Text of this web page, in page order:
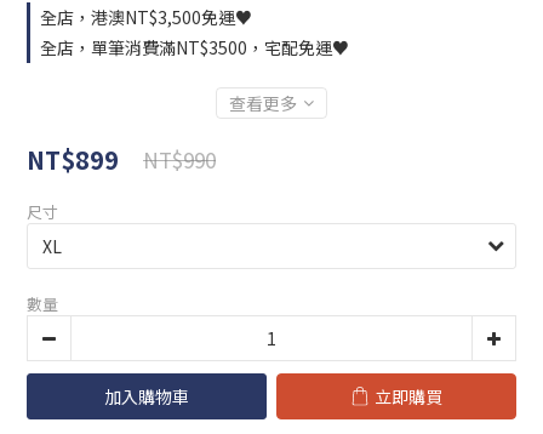
全店，港澳NT$3,500免運♥
全店，單筆消費滿NT$3500，宅配免運♥
查看更多
NT$899 NT$990
尺寸
數量
加入購物車 立即購買